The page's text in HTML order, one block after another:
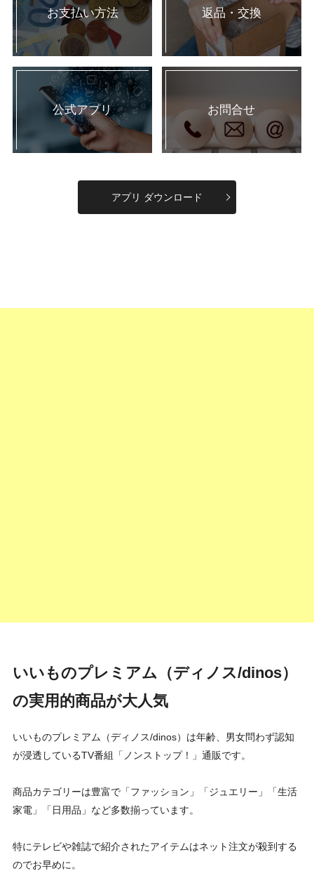
お支払い方法 返品・交換
公式アプリ お問合せ
アプリ ダウンロード
いいものプレミアム（ディノス/dinos）
の実用的商品が大人気
いいものプレミアム（ディノス/dinos）は年齢、男女問わず認知
が浸透しているTV番組「ノンストップ！」通販です。
商品カテゴリーは豊富で「ファッション」「ジュエリー」「生活
家電」「日用品」など多数揃っています。
特にテレビや雑誌で紹介されたアイテムはネット注文が殺到する
のでお早めに。